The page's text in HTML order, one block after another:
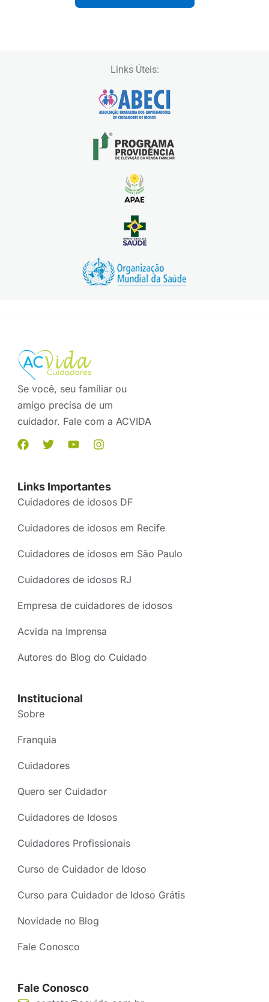
Links Úteis:
Se você, seu familiar ou
amigo precisa de um
cuidador. Fale com a ACVIDA
Links Importantes
Cuidadores de idosos DF
Cuidadores de idosos em Recife
Cuidadores de idosos em São Paulo
Cuidadores de idosos RJ
Empresa de cuidadores de idosos
Acvida na Imprensa
Autores do Blog do Cuidado
Institucional
Sobre
Franquia
Cuidadores
Quero ser Cuidador
Cuidadores de Idosos
Cuidadores Profissionais
Curso de Cuidador de Idoso
Curso para Cuidador de Idoso Grátis
Novidade no Blog
Fale Conosco
Fale Conosco